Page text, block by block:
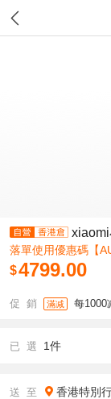
落單使用優惠碼【
$4799.00
促 銷 滿减 每1000
已 選 1件
送 至 香港特別